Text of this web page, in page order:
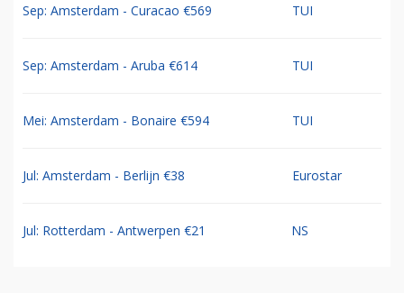
Sep: Amsterdam - Curacao €569 TUI
Sep: Amsterdam - Aruba €614 TUI
Mei: Amsterdam - Bonaire €594 TUI
Jul: Amsterdam - Berlijn €38 Eurostar
Jul: Rotterdam - Antwerpen €21 NS